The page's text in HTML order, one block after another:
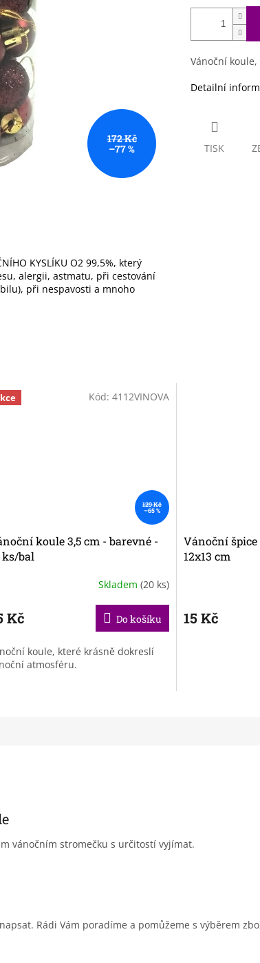
172 Kč
–77 %
Vánoční
Detailní
TISK
KYSLÍKU O2 99,5%, který
alergii, astmatu, při cestování
při nespavosti a mnoho
129 Kč
–65 %
koule 3,5 cm - barevné -
ks/bal
Skladem (20 ks)
Kč Do košíku
koule, které krásně dokreslí
atmosféru.
Kód: 4112VINOVA
Vánoční špice
12x13 cm
15 Kč
vánočním stromečku s určitostí vyjímat.
Rádi Vám poradíme a pomůžeme s výběrem